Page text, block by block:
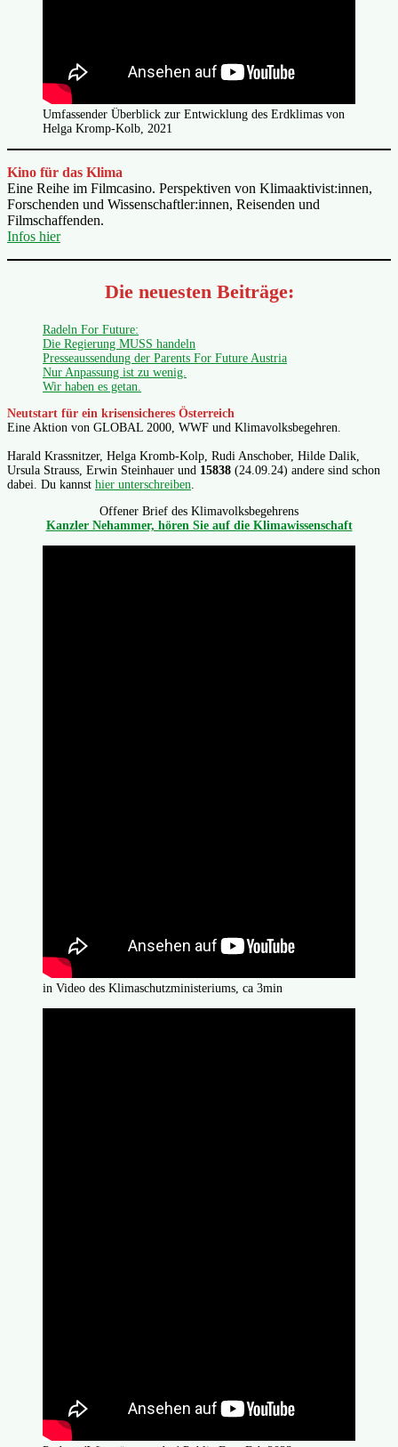
Umfassender Überblick zur Entwicklung des Erdklimas von
Helga Kromp-Kolb, 2021
Kino für das Klima
Eine Reihe im Filmcasino. Perspektiven von Klimaaktivist:innen,
Forschenden und Wissenschaftler:innen, Reisenden und
Filmschaffenden.
Infos hier
Die neuesten Beiträge:
Radeln For Future:
Die Regierung MUSS handeln
Presseaussendung der Parents For Future Austria
Nur Anpassung ist zu wenig.
Wir haben es getan.
Neutstart für ein krisensicheres Österreich
Eine Aktion von GLOBAL 2000, WWF und Klimavolksbegehren.
Harald Krassnitzer, Helga Kromb-Kolp, Rudi Anschober, Hilde Dalik,
Ursula Strauss, Erwin Steinhauer und 15838 (24.09.24) andere sind schon
dabei. Du kannst hier unterschreiben.
Offener Brief des Klimavolksbegehrens
Kanzler Nehammer, hören Sie auf die Klimawissenschaft
in Video des Klimaschutzministeriums, ca 3min